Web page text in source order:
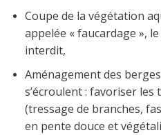
Coupe de la végétation
appelée « faucardage »,
interdit,
Aménagement des
s’écroulent : favoriser les
(tressage de branches,
en pente douce et